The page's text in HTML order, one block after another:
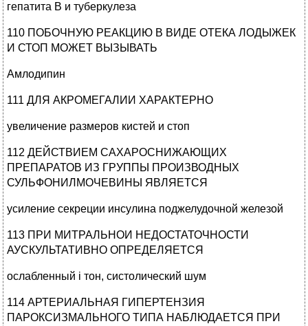
гепатита В и туберкулеза
110 ПОБОЧНУЮ РЕАКЦИЮ В ВИДЕ ОТЕКА ЛОДЫЖЕК
И СТОП МОЖЕТ ВЫЗЫВАТЬ
Амлодипин
111 ДЛЯ АКРОМЕГАЛИИ ХАРАКТЕРНО
увеличение размеров кистей и стоп
112 ДЕЙСТВИЕМ САХАРОСНИЖАЮЩИХ
ПРЕПАРАТОВ ИЗ ГРУППЫ ПРОИЗВОДНЫХ
СУЛЬФОНИЛМОЧЕВИНЫ ЯВЛЯЕТСЯ
усиление секреции инсулина поджелудочной железой
113 ПРИ МИТРАЛЬНОИ НЕДОСТАТОЧНОСТИ
АУСКУЛЬТАТИВНО ОПРЕДЕЛЯЕТСЯ
ослабленный і тон, систолический шум
114 АРТЕРИАЛЬНАЯ ГИПЕРТЕНЗИЯ
ПАРОКСИЗМАЛЬНОГО ТИПА НАБЛЮДАЕТСЯ ПРИ